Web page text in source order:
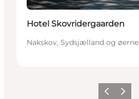
Hotel Skovridergaarden
Nakskov, Sydsjælland og øerne
ForrigeNæste